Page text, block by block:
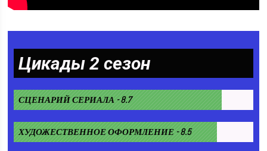
Цикады 2 сезон
СЦЕНАРИЙ СЕРИАЛА - 8.7
ХУДОЖЕСТВЕННОЕ ОФОРМЛЕНИЕ - 8.5